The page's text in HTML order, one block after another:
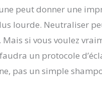
peut donner une
lourde. Neutraliser
Mais si vous voulez
un protocole
pas un simple